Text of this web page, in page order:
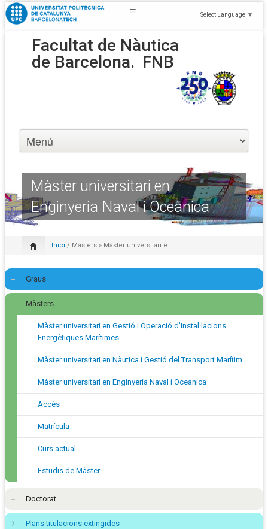
Select Language ▼
Facultat de Nàutica
de Barcelona. FNB
Màster universitari en
Enginyeria Naval i Oceànica
Inici / Màsters » Màster universitari e ...
Graus
Màsters
Màster universitari en Gestió i Operació d’Instal·lacions
Energètiques Marítimes
Màster universitari en Nàutica i Gestió del Transport Marítim
Màster universitari en Enginyeria Naval i Oceànica
Accés
Matrícula
Curs actual
Estudis de Màster
Doctorat
Plans titulacions extingides